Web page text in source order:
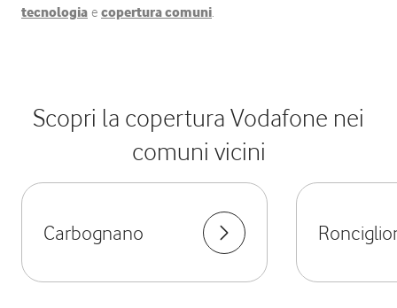
tecnologia e copertura comuni.
Scopri la copertura Vodafone nei
comuni vicini
Carbognano